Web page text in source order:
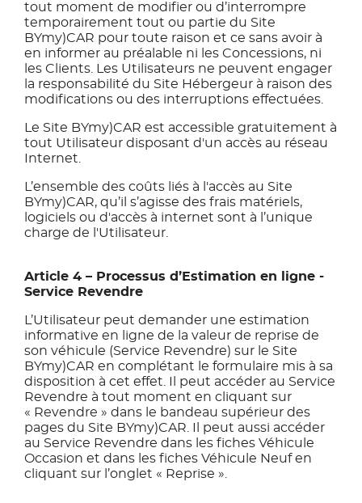
tout moment de modifier ou d’interrompre
temporairement tout ou partie du Site
BYmy)CAR pour toute raison et ce sans avoir à
en informer au préalable ni les Concessions, ni
les Clients. Les Utilisateurs ne peuvent engager
la responsabilité du Site Hébergeur à raison des
modifications ou des interruptions effectuées.
Le Site BYmy)CAR est accessible gratuitement à
tout Utilisateur disposant d'un accès au réseau
Internet.
L’ensemble des coûts liés à l'accès au Site
BYmy)CAR, qu’il s’agisse des frais matériels,
logiciels ou d'accès à internet sont à l’unique
charge de l'Utilisateur.
Article 4 – Processus d’Estimation en ligne -
Service Revendre
L’Utilisateur peut demander une estimation
informative en ligne de la valeur de reprise de
son véhicule (Service Revendre) sur le Site
BYmy)CAR en complétant le formulaire mis à sa
disposition à cet effet. Il peut accéder au Service
Revendre à tout moment en cliquant sur
« Revendre » dans le bandeau supérieur des
pages du Site BYmy)CAR. Il peut aussi accéder
au Service Revendre dans les fiches Véhicule
Occasion et dans les fiches Véhicule Neuf en
cliquant sur l’onglet « Reprise ».